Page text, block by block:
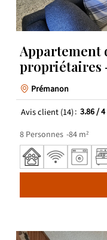
Appartement
propriétaires
Prémanon
Avis client(14) 3.86/ 4
8 Personnes 84 m²